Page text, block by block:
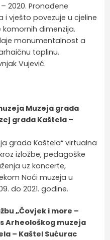
2020. Pronađene
vješto povezuje u cjeline
dimenzija.
monumentalnost a
toplinu.
Vujević.
Muzeja grada
grada Kaštela –
grada Kaštela“ virtualna
izložbe, pedagoške
uz koncerte,
Noći muzeja u
do 2021. godine.
„Čovjek i more –
Arheološkog muzeja
– Kaštel Sućurac